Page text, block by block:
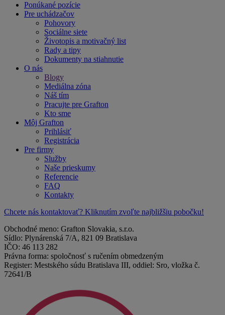
Ponúkané pozície
Pre uchádzačov
Pohovory
Sociálne siete
Životopis a motivačný list
Rady a tipy
Dokumenty na stiahnutie
O nás
Blogy
Mediálna zóna
Náš tím
Pracujte pre Grafton
Kto sme
Môj Grafton
Prihlásiť
Registrácia
Pre firmy
Služby
Naše prieskumy
Referencie
FAQ
Kontakty
Chcete nás kontaktovať? Kliknutím zvoľte najbližšiu pobočku!
Obchodné meno: Grafton Slovakia, s.r.o.
Sídlo: Plynárenská 7/A, 821 09 Bratislava
IČO: 46 113 282
Právna forma: spoločnosť s ručením obmedzeným
Register: Mestského súdu Bratislava III, oddiel: Sro, vložka č.
72641/B